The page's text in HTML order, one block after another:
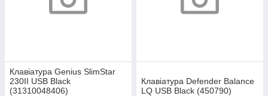
Клавіатура Genius SlimStar
230II USB Black
(31310048406)
Клавіатура Defender Balance
LQ USB Black (450790)